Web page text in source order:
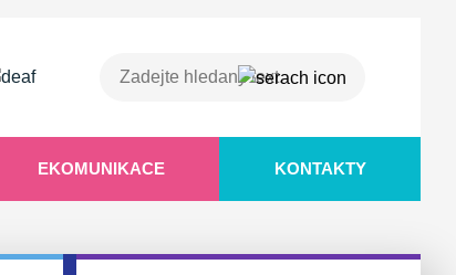
EKOMUNIKACE KONTAKTY